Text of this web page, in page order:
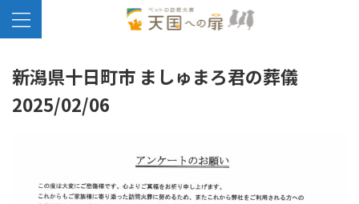
新潟県十日町市 ましゅまろ君の葬儀
2025/02/06